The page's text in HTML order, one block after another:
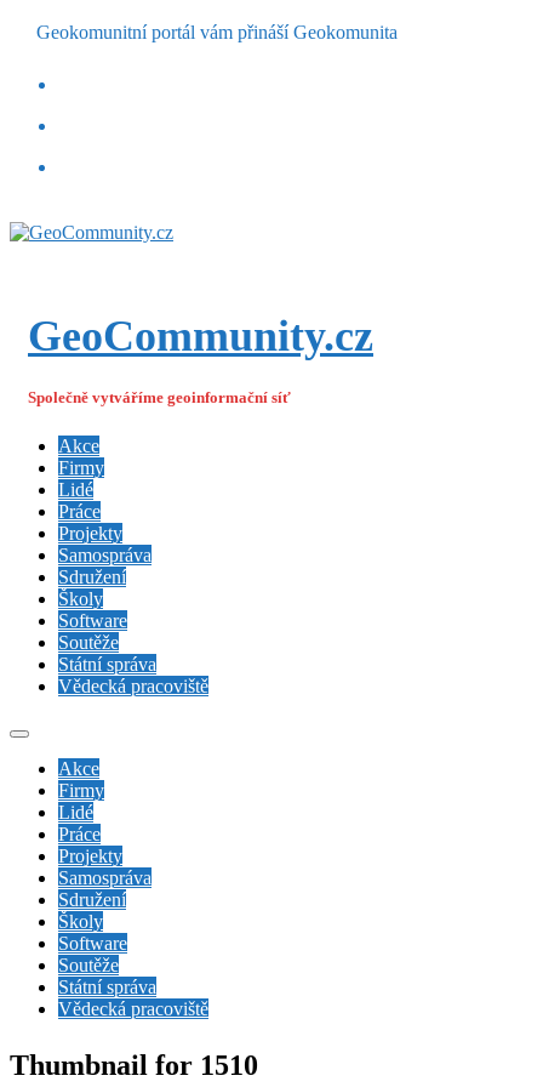
Geokomunitní portál vám přináší Geokomunita
GeoCommunity.cz
Společně vytváříme geoinformační síť
Akce
Firmy
Lidé
Práce
Projekty
Samospráva
Sdružení
Školy
Software
Soutěže
Státní správa
Vědecká pracoviště
Akce
Firmy
Lidé
Práce
Projekty
Samospráva
Sdružení
Školy
Software
Soutěže
Státní správa
Vědecká pracoviště
Thumbnail for 1510